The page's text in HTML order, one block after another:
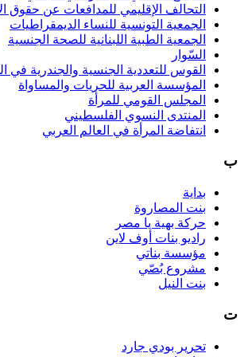
التحالف الإقليمي للمدافعات عن
الجمعية التونسية للنساء الديمقراطيات
الجمعية الطبية اللبنانية للصحة الجنسية
السّوار
القوس للتعددية الجنسية والجندرية في
المؤسسة العربية للحريات والمساواة
المجلس القومي للمرأة
المنتدى النسوي الفلسطيني
انتفاضة المرأة في العالم العربي
ب
بداية
بنت المصاروة
حركة بهية يا مصر
راديو بنات أوف لاين
مؤسسة بناتي
مشروع بُصّي
بنت النيل
ت
تحرير بودي جارد